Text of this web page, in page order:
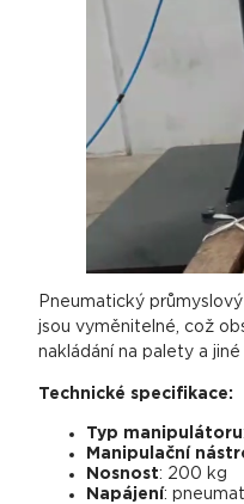
Pneumatický
jsou vyměnitelné, což
nakládání na palety a jiné
Technické specifikace:
Typ manipulátoru
Manipulační
Nosnost: 200 kg
Napájení: